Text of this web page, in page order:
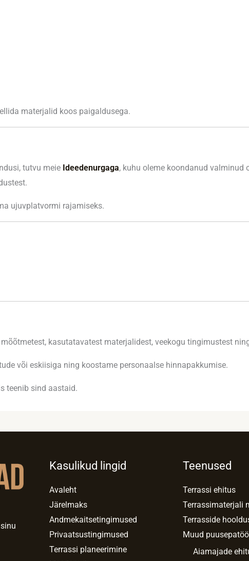
materjalid koos paigaldusega.
tutvu meie Ideedenurgaga, kuhu oleme koondanud
ujuvplatvormi rajamiseks.
kasutatavatest materjalidest, veekogu tingimustest
või eskiisiga ning koostame personaalse hinnapakkumise.
teenib sind aastaid.
Kasulikud lingid
Avaleht
Järelmaks
Andmekaitsetingimused
Privaatsustingimused
Terrassi planeerimine
Teenused
Terrassi ehitus
Terrassimaterjali
Terrasside
Muud
Aiamajade